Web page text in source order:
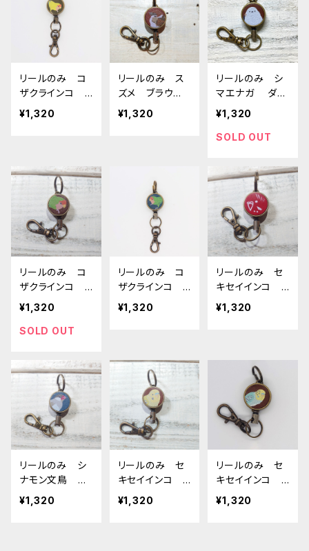
リールのみ コ
ザクラインコ
イエロー グリ
ーン こざくらい
¥1,320
リールのみ ス
ズメ ブラウ
ン すずめ 雀
¥1,320
リールのみ シ
マエナガ ダー
クブラウン
¥1,320
SOLD OUT
リールのみ コ
ザクラインコ
ブラウン こざく
らいんこ
¥1,320
SOLD OUT
リールのみ コ
ザクラインコ ノ
ーマル ネイビ
ー こざくらい
¥1,320
リールのみ セ
キセイインコ
モノトーン レッ
ド せきせいい
¥1,320
リールのみ シ
ナモン文鳥 ネ
イビー 文鳥
ぶんちょう ブン
¥1,320
リールのみ セ
キセイインコ
オパーリングリ
ーン ブラウ
¥1,320
リールのみ セ
キセイインコ
レインボー ブ
ラウン せきせ
¥1,320